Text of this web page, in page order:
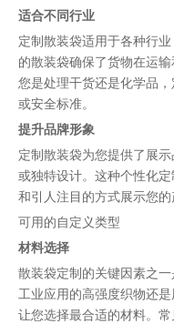
适合不同行业
定制散装袋适用于各种行
的散装袋确保了货物在运
您是处理干货还是化学品
或安全标准。
提升品牌形象
定制散装袋为您提供了展
或独特设计。这种个性化
和引人注目的方式展示您的
可用的自定义类型
材料选择
散装袋定制的关键因素之
工业应用的高强度织物还
让您选择最合适的材料。